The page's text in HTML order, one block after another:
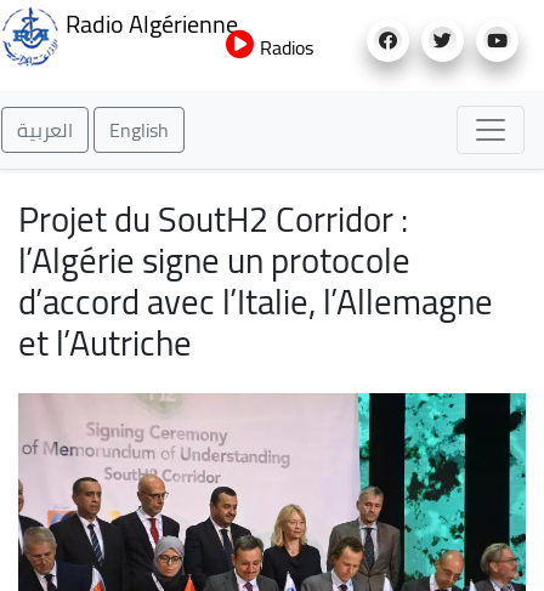
au
Radio Algérienne
Radios
العربية English
Projet du SoutH2 Corridor :
l’Algérie signe un protocole
d’accord avec l’Italie, l’Allemagne
et l’Autriche